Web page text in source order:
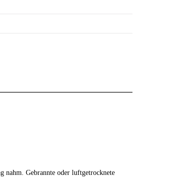
nahm. Gebrannte oder luftgetrocknete